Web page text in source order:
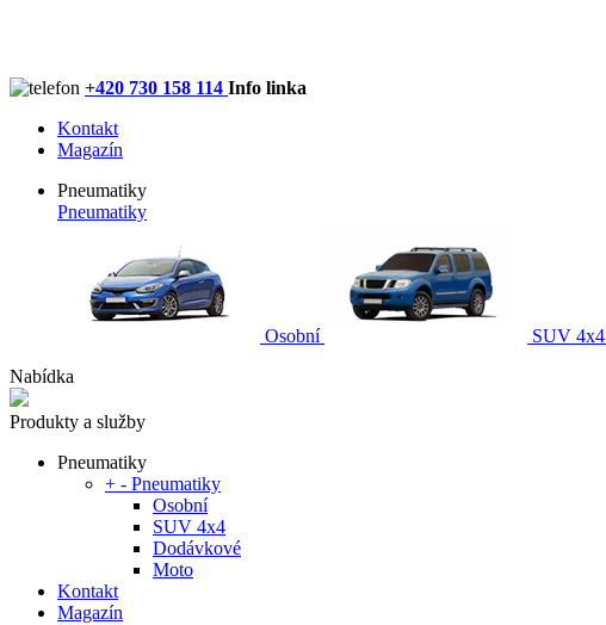
+420 730 158 114 Info linka
Kontakt
Magazín
Pneumatiky
Pneumatiky
Osobní SUV 4x4
Nabídka
Produkty a služby
Pneumatiky
+ - Pneumatiky
Osobní
SUV 4x4
Dodávkové
Moto
Kontakt
Magazín